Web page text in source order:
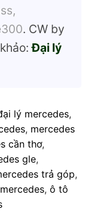
. CW by
Đại lý
lý mercedes,
, mercedes
cần thơ,
gle,
trả góp,
, ô tô